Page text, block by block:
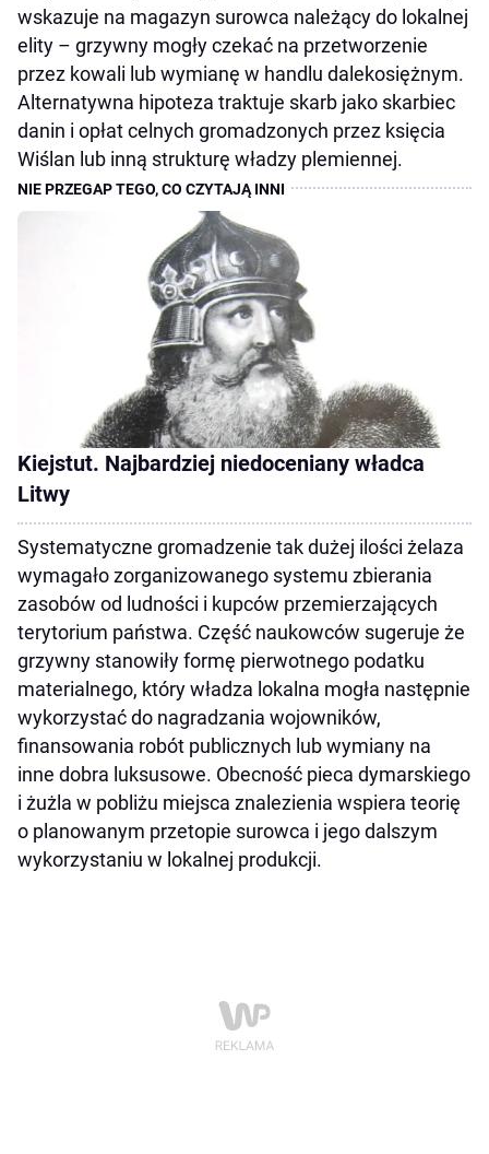
wskazuje na magazyn surowca należący do lokalnej
elity – grzywny mogły czekać na przetworzenie
przez kowali lub wymianę w handlu dalekosiężnym.
Alternatywna hipoteza traktuje skarb jako skarbiec
danin i opłat celnych gromadzonych przez księcia
Wiślan lub inną strukturę władzy plemiennej.
Kiejstut. Najbardziej niedoceniany władca
Litwy
Systematyczne gromadzenie tak dużej ilości żelaza
wymagało zorganizowanego systemu zbierania
zasobów od ludności i kupców przemierzających
terytorium państwa. Część naukowców sugeruje że
grzywny stanowiły formę pierwotnego podatku
materialnego, który władza lokalna mogła następnie
wykorzystać do nagradzania wojowników,
finansowania robót publicznych lub wymiany na
inne dobra luksusowe. Obecność pieca dymarskiego
i żużla w pobliżu miejsca znalezienia wspiera teorię
o planowanym przetopie surowca i jego dalszym
wykorzystaniu w lokalnej produkcji.